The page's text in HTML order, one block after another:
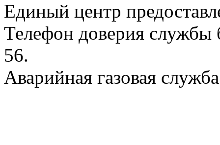
Единый центр
Телефон доверия службы
56.
Аварийная газовая